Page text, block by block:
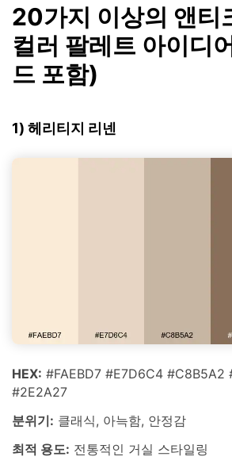
20가지 이상의 앤티
컬러 팔레트 아이디
드 포함)
1) 헤리티지 리넨
HEX: #FAEBD7 #E7D6C4 #C8B5A2
#2E2A27
분위기: 클래식, 아늑함, 안정감
최적 용도: 전통적인 거실 스타일링